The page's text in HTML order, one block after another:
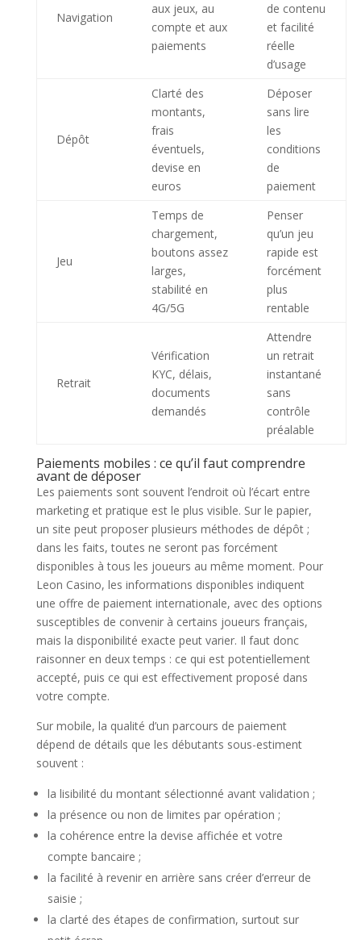
Navigation
aux jeux, au
compte et aux
paiements
de contenu
et facilité
réelle
d’usage
Dépôt
Clarté des
montants,
frais
éventuels,
devise en
euros
Déposer
sans lire
les
conditions
de
paiement
Jeu
Temps de
chargement,
boutons assez
larges,
stabilité en
4G/5G
Penser
qu’un jeu
rapide est
forcément
plus
rentable
Retrait
Vérification
KYC, délais,
documents
demandés
Attendre
un retrait
instantané
sans
contrôle
préalable
Paiements mobiles : ce qu’il faut comprendre
avant de déposer
Les paiements sont souvent l’endroit où l’écart entre
marketing et pratique est le plus visible. Sur le papier,
un site peut proposer plusieurs méthodes de dépôt ;
dans les faits, toutes ne seront pas forcément
disponibles à tous les joueurs au même moment. Pour
Leon Casino, les informations disponibles indiquent
une offre de paiement internationale, avec des options
susceptibles de convenir à certains joueurs français,
mais la disponibilité exacte peut varier. Il faut donc
raisonner en deux temps : ce qui est potentiellement
accepté, puis ce qui est effectivement proposé dans
votre compte.
Sur mobile, la qualité d’un parcours de paiement
dépend de détails que les débutants sous-estiment
souvent :
la lisibilité du montant sélectionné avant validation ;
la présence ou non de limites par opération ;
la cohérence entre la devise affichée et votre
compte bancaire ;
la facilité à revenir en arrière sans créer d’erreur de
saisie ;
la clarté des étapes de confirmation, surtout sur